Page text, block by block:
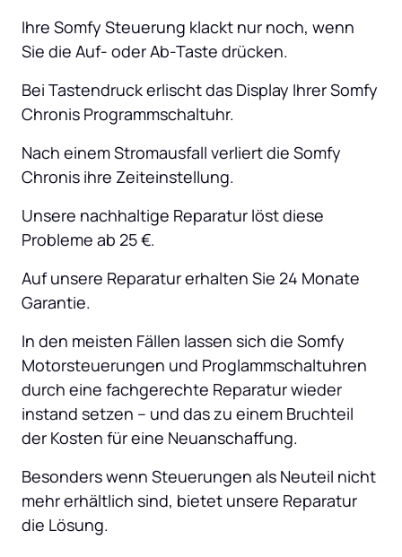
Ihre Somfy Steuerung klackt nur noch, wenn
Sie die Auf- oder Ab-Taste drücken.
Bei Tastendruck erlischt das Display Ihrer Somfy
Chronis Programmschaltuhr.
Nach einem Stromausfall verliert die Somfy
Chronis ihre Zeiteinstellung.
Unsere nachhaltige Reparatur löst diese
Probleme ab 25 €.
Auf unsere Reparatur erhalten Sie 24 Monate
Garantie.
In den meisten Fällen lassen sich die Somfy
Motorsteuerungen und Proglammschaltuhren
durch eine fachgerechte Reparatur wieder
instand setzen – und das zu einem Bruchteil
der Kosten für eine Neuanschaffung.
Besonders wenn Steuerungen als Neuteil nicht
mehr erhältlich sind, bietet unsere Reparatur
die Lösung.